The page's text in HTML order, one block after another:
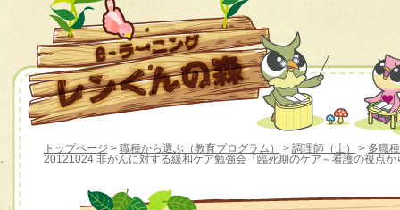
トップページ > 職種から選ぶ（教育プログラム） > 調理師（士） > 多職
20121024 非がんに対する緩和ケア勉強会『臨死期のケア～看護の視点か